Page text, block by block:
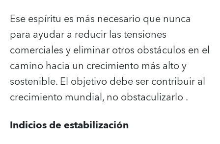
Ese espíritu es más necesario que nunca
para ayudar a reducir las tensiones
comerciales y eliminar otros obstáculos en el
camino hacia un crecimiento más alto y
sostenible. El objetivo debe ser contribuir al
crecimiento mundial, no obstaculizarlo .
Indicios de estabilización